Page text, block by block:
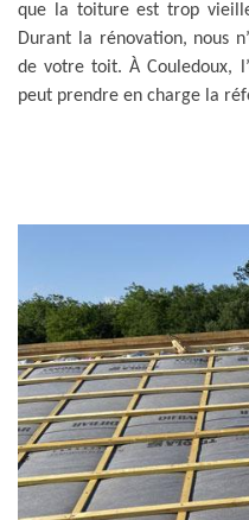
que la toiture est trop
Durant la rénovation, nous
de votre toit. À Couledoux,
peut prendre en charge la